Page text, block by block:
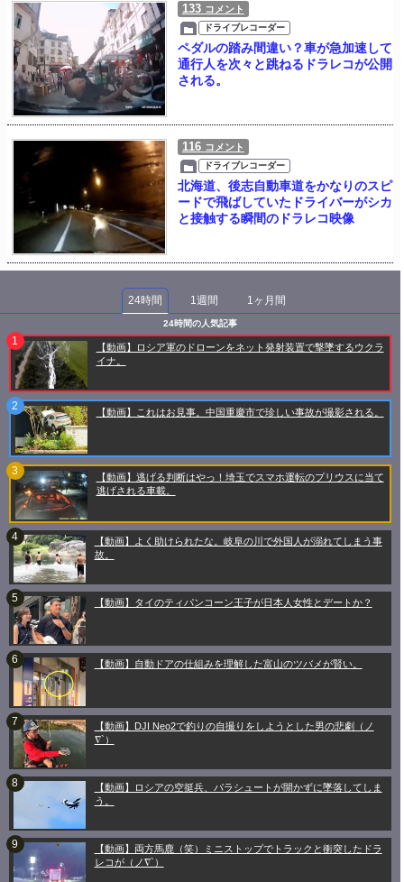
133 コメント
ドライブレコーダー
ペダルの踏み間違い？車が急加速して
通行人を次々と跳ねるドラレコが公開
される。
116 コメント
ドライブレコーダー
北海道、後志自動車道をかなりのスピ
ードで飛ばしていたドライバーがシカ
と接触する瞬間のドラレコ映像
24時間 1週間 1ヶ月間
24時間の人気記事
【動画】ロシア軍のドローンをネット発射装置で撃墜するウクラ
イナ。
【動画】これはお見事。中国重慶市で珍しい事故が撮影される。
【動画】逃げる判断はやっ！埼玉でスマホ運転のプリウスに当て
逃げされる車載。
【動画】よく助けられたな。岐阜の川で外国人が溺れてしまう事
故。
【動画】タイのティパンコーン王子が日本人女性とデートか？
【動画】自動ドアの仕組みを理解した富山のツバメが賢い。
【動画】DJI Neo2で釣りの自撮りをしようとした男の悲劇（ノ
∇`）
【動画】ロシアの空挺兵、パラシュートが開かずに墜落してしま
う。
【動画】両方馬鹿（笑）ミニストップでトラックと衝突したドラ
レコが（ノ∇`）